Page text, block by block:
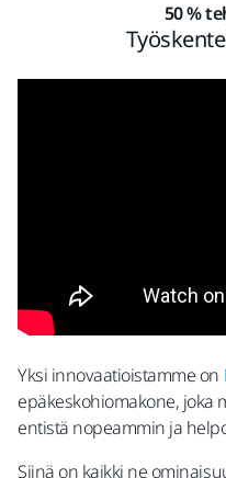
50 %
Yksi innovaatioistamme on
epäkeskohiomakone, joka
entistä nopeammin ja
Siinä on kaikki ne